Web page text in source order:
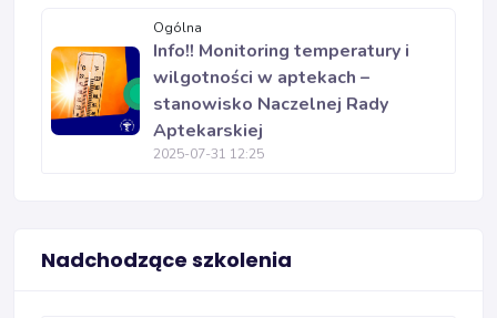
Ogólna
Info!! Monitoring temperatury i
wilgotności w aptekach –
stanowisko Naczelnej Rady
Aptekarskiej
2025-07-31 12:25
Nadchodzące szkolenia